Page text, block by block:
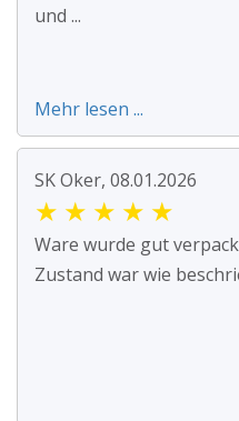
und ...
Mehr lesen ...
SK Oker, 08.01.2026
★ ★ ★ ★ ★
Ware wurde gut
Zustand war wie